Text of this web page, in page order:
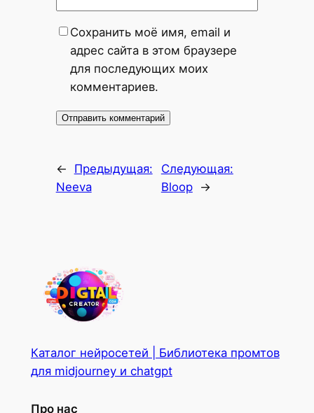
Сохранить моё имя, email и
адрес сайта в этом браузере
для последующих моих
комментариев.
←
Предыдущая:
Neeva
Следующая:
Bloop
→
Каталог нейросетей | Библиотека промтов
для midjourney и chatgpt
Про нас